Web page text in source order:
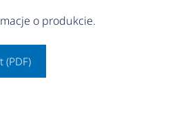
o produkcie.
(PDF)